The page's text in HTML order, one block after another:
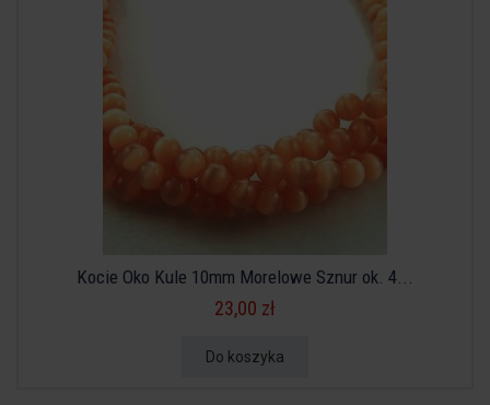
Kocie Oko Kule 10mm Morelowe Sznur ok. 4...
23,00 zł
Do koszyka